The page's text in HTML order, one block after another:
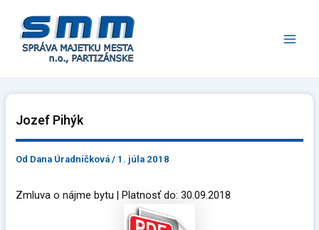
obsah
Jozef Pihýk
Od Dana Úradníčková/ 1. júla 2018
Zmluva o nájme bytu | Platnosť do: 30.09.2018